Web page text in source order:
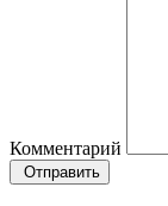
Комментарий
Отправить